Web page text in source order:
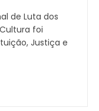
de Luta dos
foi
Justiça e